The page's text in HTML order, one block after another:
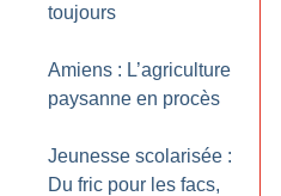
toujours
Amiens : L’agriculture
paysanne en procès
Jeunesse scolarisée :
Du fric pour les facs,